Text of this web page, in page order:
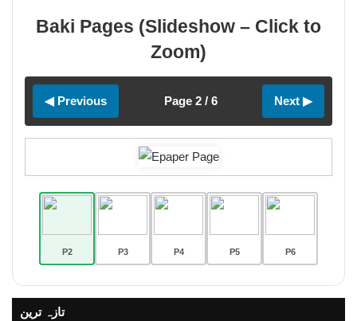
Baki Pages (Slideshow – Click to
Zoom)
◀ Previous Page 2 / 6 Next ▶
P2 P3 P4 P5 P6
تازہ ترین